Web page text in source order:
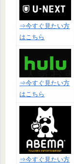
⇒今すぐ見たい方
はこちら
⇒今すぐ見たい方
はこちら
⇒今すぐ見たい方